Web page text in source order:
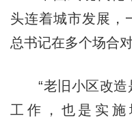
头连着城市发展，
总书记在多个场合
“老旧小区改造
工作，也是实